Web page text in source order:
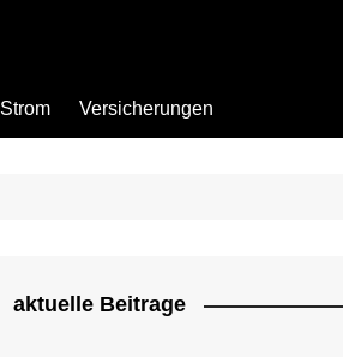
Strom Versicherungen
aktuelle Beitrage